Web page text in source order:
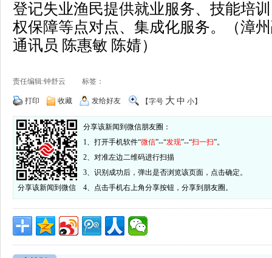
登记失业渔民提供就业服务、技能培
权保障等点对点、集成化服务。（漳
通讯员 陈惠敏 陈婧）
责任编辑:钟舒云 标签：
打印 收藏 发给好友 【字号 大 中 小】
分享该新闻到微信
分享该新闻到微信朋友圈：
1、打开手机软件“微信”--“发现”--“扫一扫”。
2、对准左边二维码进行扫描
3、识别成功后，弹出是否浏览该页面，点击确定。
4、点击手机右上角分享按钮，分享到朋友圈。